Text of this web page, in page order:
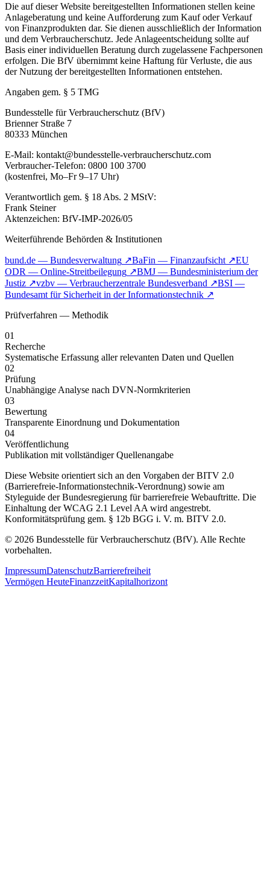
Die auf dieser Website bereitgestellten Informationen stellen keine
Anlageberatung und keine Aufforderung zum Kauf oder Verkauf
von Finanzprodukten dar. Sie dienen ausschließlich der Information
und dem Verbraucherschutz. Jede Anlageentscheidung sollte auf
Basis einer individuellen Beratung durch zugelassene Fachpersonen
erfolgen. Die BfV übernimmt keine Haftung für Verluste, die aus
der Nutzung der bereitgestellten Informationen entstehen.
Angaben gem. § 5 TMG
Bundesstelle für Verbraucherschutz (BfV)
Brienner Straße 7
80333 München
E-Mail: kontakt@bundesstelle-verbraucherschutz.com
Verbraucher-Telefon: 0800 100 3700
(kostenfrei, Mo–Fr 9–17 Uhr)
Verantwortlich gem. § 18 Abs. 2 MStV:
Frank Steiner
Aktenzeichen: BfV-IMP-2026/05
Weiterführende Behörden & Institutionen
bund.de — Bundesverwaltung ↗BaFin — Finanzaufsicht ↗EU
ODR — Online-Streitbeilegung ↗BMJ — Bundesministerium der
Justiz ↗vzbv — Verbraucherzentrale Bundesverband ↗BSI —
Bundesamt für Sicherheit in der Informationstechnik ↗
Prüfverfahren — Methodik
01
Recherche
Systematische Erfassung aller relevanten Daten und Quellen
02
Prüfung
Unabhängige Analyse nach DVN-Normkriterien
03
Bewertung
Transparente Einordnung und Dokumentation
04
Veröffentlichung
Publikation mit vollständiger Quellenangabe
Diese Website orientiert sich an den Vorgaben der BITV 2.0
(Barrierefreie-Informationstechnik-Verordnung) sowie am
Styleguide der Bundesregierung für barrierefreie Webauftritte. Die
Einhaltung der WCAG 2.1 Level AA wird angestrebt.
Konformitätsprüfung gem. § 12b BGG i. V. m. BITV 2.0.
© 2026 Bundesstelle für Verbraucherschutz (BfV). Alle Rechte
vorbehalten.
ImpressumDatenschutzBarrierefreiheit
Vermögen HeuteFinanzzeitKapitalhorizont